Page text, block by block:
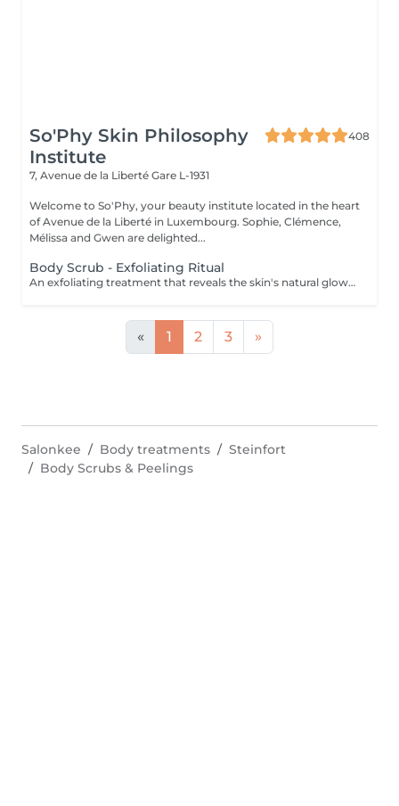
So'Phy Skin Philosophy
Institute
408
7, Avenue de la Liberté Gare L-1931
Welcome to So'Phy, your beauty institute located in the heart
of Avenue de la Liberté in Luxembourg. Sophie, Clémence,
Mélissa and Gwen are delighted...
Body Scrub - Exfoliating Ritual
An exfoliating treatment that reveals the skin's natural glow while offering a true moment of relaxation. The scrub removes dead skin cells, refines skin texture and leaves the skin soft and radiant. According to your preference, you can choose between a black soap scrub for a purifying and enveloping experience, or a grain-based scrub for a more invigorating and effective exfoliation. Your chosen fragrance accompanies the entire treatment, with the option to extend the experience with a nourishing massage oil. The skin feels smooth, soft and delicately scented, while the body relaxes and the mind unwinds. An ideal treatment to prepare the skin, enhance its appearance or simply enjoy a moment for yourself.
« 1 2 3 »
Salonkee Body treatments
Steinfort
Body Scrubs & Peelings